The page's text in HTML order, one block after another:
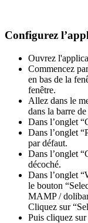
Configurez
Ouvrez
Commencez
en bas de la
fenêtre.
Allez dans le
dans la barre
Dans l’onglet
Dans l’onglet
par défaut.
Dans l’onglet
décoché.
Dans l’onglet
le bouton
MAMP /
Cliquez sur
Puis cliquez